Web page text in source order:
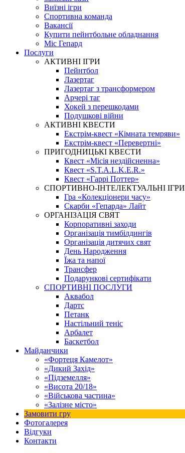
Виїзні ігри
Спортивна команда
Вакансії
Купити пейнтбольне обладнання
Міс Гепард
Послуги
АКТИВНІ ІГРИ
Пейнтбол
Лазертаг
Лазертаг з трансформером
Арчері таг
Хокей з перешкодами
Подушкові війни
АКТИВНІ КВЕСТИ
Екстрім-квест «Кімната темряви»
Екстрім-квест «Перевертні»
ПРИГОДНИЦЬКІ КВЕСТИ
Квест «Місія нездійсненна»
Квест «S.T.A.L.K.E.R.»
Квест «Гаррі Поттер»
СПОРТИВНО-ІНТЕЛЕКТУАЛЬНІ ІГРИ
Гра «Колекціонери часу»
Скарби «Гепарда» Лайт
ОРГАНІЗАЦІЯ СВЯТ
Корпоративні заходи
Організація тимбілдингів
Організація дитячих свят
День Народження
Їжа та напої
Трансфер
Подарункові сертифікати
СПОРТИВНІ ПОСЛУГИ
Аквабол
Дартс
Петанк
Настільний теніс
Арбалет
Баскетбол
Майданчики
«Фортеця Камелот»
«Дикий Захід»
«Підземелля»
«Висота 20/18»
«Військова частина»
«Залізне місто»
Замовити гру
Фотогалерея
Відгуки
Контакти